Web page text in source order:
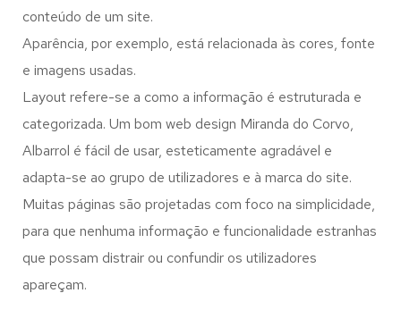
conteúdo de um site.
Aparência, por exemplo, está relacionada às cores, fonte
e imagens usadas.
Layout refere-se a como a informação é estruturada e
categorizada. Um bom web design Miranda do Corvo,
Albarrol é fácil de usar, esteticamente agradável e
adapta-se ao grupo de utilizadores e à marca do site.
Muitas páginas são projetadas com foco na simplicidade,
para que nenhuma informação e funcionalidade estranhas
que possam distrair ou confundir os utilizadores
apareçam.